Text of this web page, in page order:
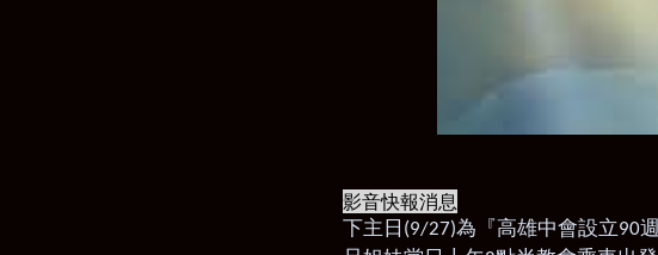
影音快報消息
下主日 (9/27)為『高雄中會設立90